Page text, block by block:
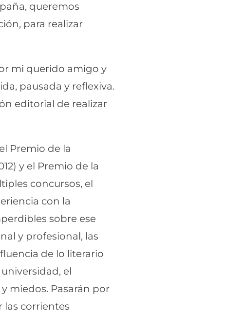
queremos
para realizar
mi querido amigo y
pausada y reflexiva.
editorial de realizar
Premio de la
y el Premio de la
concursos, el
con la
sobre ese
y profesional, las
de lo literario
el
miedos. Pasarán por
las corrientes